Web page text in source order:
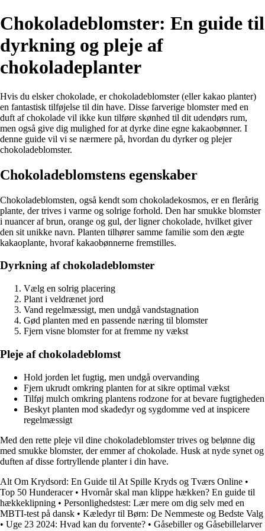
Chokoladeblomster: En guide til
dyrkning og pleje af
chokoladeplanter
Hvis du elsker chokolade, er chokoladeblomster (eller kakao planter)
en fantastisk tilføjelse til din have. Disse farverige blomster med en
duft af chokolade vil ikke kun tilføre skønhed til dit udendørs rum,
men også give dig mulighed for at dyrke dine egne kakaobønner. I
denne guide vil vi se nærmere på, hvordan du dyrker og plejer
chokoladeblomster.
Chokoladeblomstens egenskaber
Chokoladeblomsten, også kendt som chokoladekosmos, er en flerårig
plante, der trives i varme og solrige forhold. Den har smukke blomster
i nuancer af brun, orange og gul, der ligner chokolade, hvilket giver
den sit unikke navn. Planten tilhører samme familie som den ægte
kakaoplante, hvoraf kakaobønnerne fremstilles.
Dyrkning af chokoladeblomster
Vælg en solrig placering
Plant i veldrænet jord
Vand regelmæssigt, men undgå vandstagnation
Gød planten med en passende næring til blomster
Fjern visne blomster for at fremme ny vækst
Pleje af chokoladeblomst
Hold jorden let fugtig, men undgå overvanding
Fjern ukrudt omkring planten for at sikre optimal vækst
Tilføj mulch omkring plantens rodzone for at bevare fugtigheden
Beskyt planten mod skadedyr og sygdomme ved at inspicere
regelmæssigt
Med den rette pleje vil dine chokoladeblomster trives og belønne dig
med smukke blomster, der emmer af chokolade. Husk at nyde synet og
duften af disse fortryllende planter i din have.
Alt Om Krydsord: En Guide til At Spille Kryds og Tværs Online •
Top 50 Hunderacer• Hvornår skal man klippe hækken? En guide til
hækkeklipning • Personlighedstest: Lær mere om dig selv med en
MBTI-test på dansk • Kæledyr til Børn: De Nemmeste og Bedste Valg
• Uge 23 2024: Hvad kan du forvente? • Gåsebiller og Gåsebillelarver